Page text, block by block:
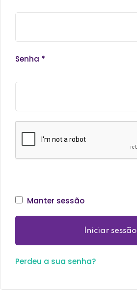
Senha *
Manter sessão
Iniciar sessão
Perdeu a sua senha?